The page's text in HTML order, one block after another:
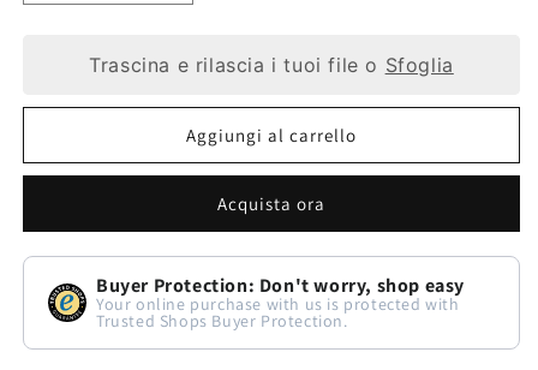
Etichetta
unica,
significativa
per
Etichetta
regalo
personalizzata:
unica,
significativa
Trascina e rilascia i tuoi file o Sfoglia
Aggiungi al carrello
Acquista ora
Buyer Protection: Don't worry, shop easy
Your online purchase with us is protected with
Trusted Shops Buyer Protection.